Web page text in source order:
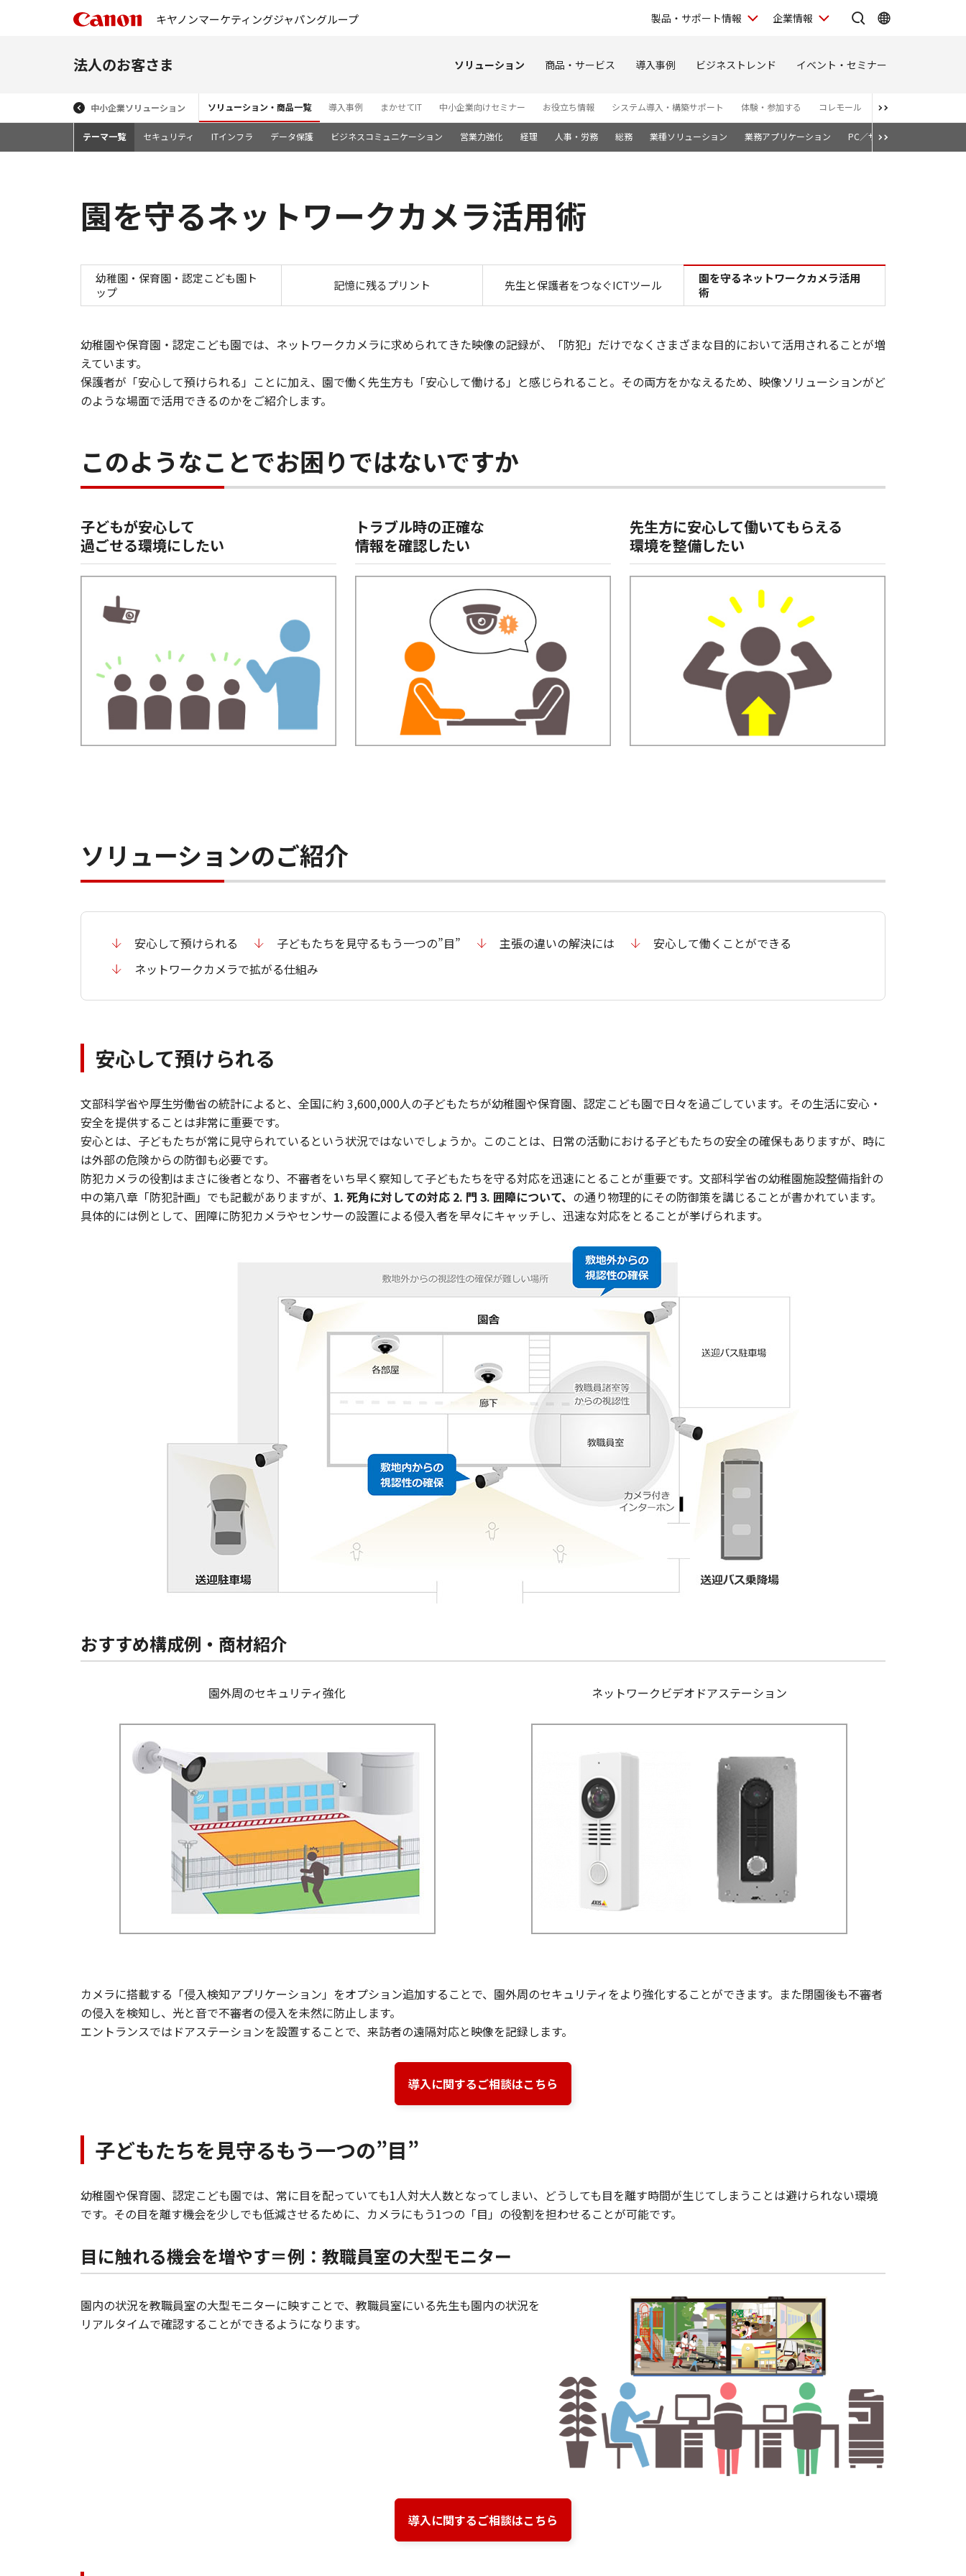
キヤノンマーケティングジャパングループ 製品・サポート情報 企業情報
法人のお客さま ソリューション 商品・サービス 導入事例 ビジネストレンド イベント・セミナー
中小企業ソリューション ソリューション・商品一覧 導入事例 まかせてIT 中小企業向けセミナー お役立ち情報 システム導入・構築サポート 体験・参加する コレモール お問い合わせ
テーマ一覧 セキュリティ ITインフラ データ保護 ビジネスコミュニケーション 営業力強化 経理 人事・労務 総務 業種ソリューション 業務アプリケーション PC／サーバー
園を守るネットワークカメラ活用術
幼稚園・保育園・認定こども園ト
ップ
記憶に残るプリント 先生と保護者をつなぐICTツール
園を守るネットワークカメラ活用
術
幼稚園や保育園・認定こども園では、ネットワークカメラに求められてきた映像の記録が、「防犯」だけでなくさまざまな目的において活用されることが増
えています。
保護者が「安心して預けられる」ことに加え、園で働く先生方も「安心して働ける」と感じられること。その両方をかなえるため、映像ソリューションがど
のような場面で活用できるのかをご紹介します。
このようなことでお困りではないですか
子どもが安心して
過ごせる環境にしたい
トラブル時の正確な
情報を確認したい
先生方に安心して働いてもらえる
環境を整備したい
ソリューションのご紹介
安心して預けられる 子どもたちを見守るもう一つの”目” 主張の違いの解決には
安心して働くことができる
ネットワークカメラで拡がる仕組み
安心して預けられる
文部科学省や厚生労働省の統計によると、全国に約 3,600,000人の子どもたちが幼稚園や保育園、認定こども園で日々を過ごしています。その生活に安心・
安全を提供することは非常に重要です。
安心とは、子どもたちが常に見守られているという状況ではないでしょうか。このことは、日常の活動における子どもたちの安全の確保もありますが、時に
は外部の危険からの防御も必要です。
防犯カメラの役割はまさに後者となり、不審者をいち早く察知して子どもたちを守る対応を迅速にとることが重要です。文部科学省の幼稚園施設整備指針の
中の第八章「防犯計画」でも記載がありますが、 1. 死角に対しての対応 2. 門 3. 囲障について、 の通り物理的にその防御策を講じることが書かれています。
具体的には例として、囲障に防犯カメラやセンサーの設置による侵入者を早々にキャッチし、迅速な対応をとることが挙げられます。
おすすめ構成例・商材紹介
園外周のセキュリティ強化 ネットワークビデオドアステーション
カメラに搭載する「侵入検知アプリケーション」をオプション追加することで、園外周のセキュリティをより強化することができます。また閉園後も不審者
の侵入を検知し、光と音で不審者の侵入を未然に防止します。
エントランスではドアステーションを設置することで、来訪者の遠隔対応と映像を記録します。
導入に関するご相談はこちら
子どもたちを見守るもう一つの”目”
幼稚園や保育園、認定こども園では、常に目を配っていても1人対大人数となってしまい、どうしても目を離す時間が生じてしまうことは避けられない環境
です。その目を離す機会を少しでも低減させるために、カメラにもう1つの「目」の役割を担わせることが可能です。
目に触れる機会を増やす＝例：教職員室の大型モニター
園内の状況を教職員室の大型モニターに映すことで、教職員室にいる先生も園内の状況を
リアルタイムで確認することができるようになります。
導入に関するご相談はこちら